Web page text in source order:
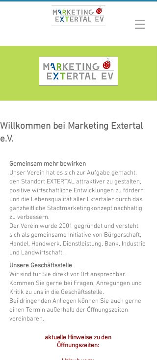
Willkommen bei Marketing Extertal
e.V.
Gemeinsam mehr bewirken
Unser Verein hat es sich zur Aufgabe gemacht,
den Standort EXTERTAL attraktiver zu gestalten,
positive wirtschaftliche Entwicklungen zu fördern
und die Lebensqualität aller Extertaler durch das
ganzheitliche Stadtmarketingkonzept nachhaltig
zu verbessern.
Der Verein wurde 2001 gegründet und versteht
sich als gemeinsame Initiative von Bürgerschaft,
Handel, Handwerk, Dienstleistung, Bank, Industrie
und Landwirtschaft.
Unsere Geschäftsstelle
Wir sind für Sie direkt vor Ort ansprechbar.
Kommen Sie gerne bei Fragen, Anregungen und
Kritik zu uns in die Geschäftsstelle.
Bei dringenden Anliegen können Sie auch gerne
einen Termin außerhalb der Öffnungszeiten
vereinbaren.
aktuelle Hinweise zu den
Öffnungszeiten: